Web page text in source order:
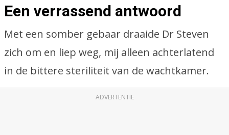
Een verrassend antwoord
Met een somber gebaar draaide Dr Steven
zich om en liep weg, mij alleen achterlatend
in de bittere steriliteit van de wachtkamer.
ADVERTENTIE